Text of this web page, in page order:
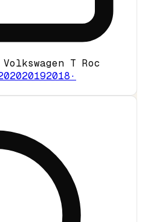
T Roc
20192018·